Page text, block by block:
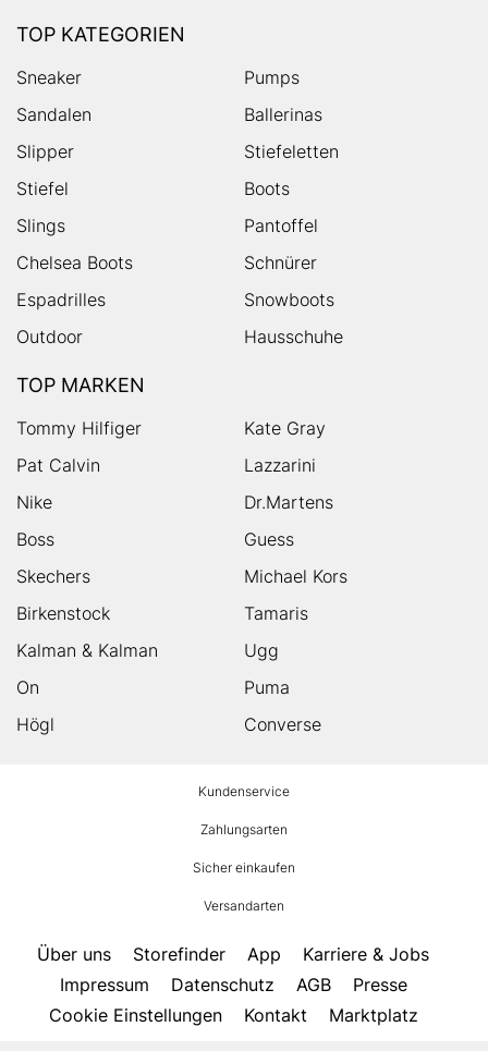
TOP KATEGORIEN
Sneaker
Pumps
Sandalen
Ballerinas
Slipper
Stiefeletten
Stiefel
Boots
Slings
Pantoffel
Chelsea Boots
Schnürer
Espadrilles
Snowboots
Outdoor
Hausschuhe
TOP MARKEN
Tommy Hilfiger
Kate Gray
Pat Calvin
Lazzarini
Nike
Dr.Martens
Boss
Guess
Skechers
Michael Kors
Birkenstock
Tamaris
Kalman & Kalman
Ugg
On
Puma
Högl
Converse
Kundenservice
Zahlungsarten
Sicher einkaufen
Versandarten
Über uns Storefinder App
Karriere & Jobs
Impressum
Datenschutz AGB
Presse
Cookie Einstellungen
Kontakt Marktplatz